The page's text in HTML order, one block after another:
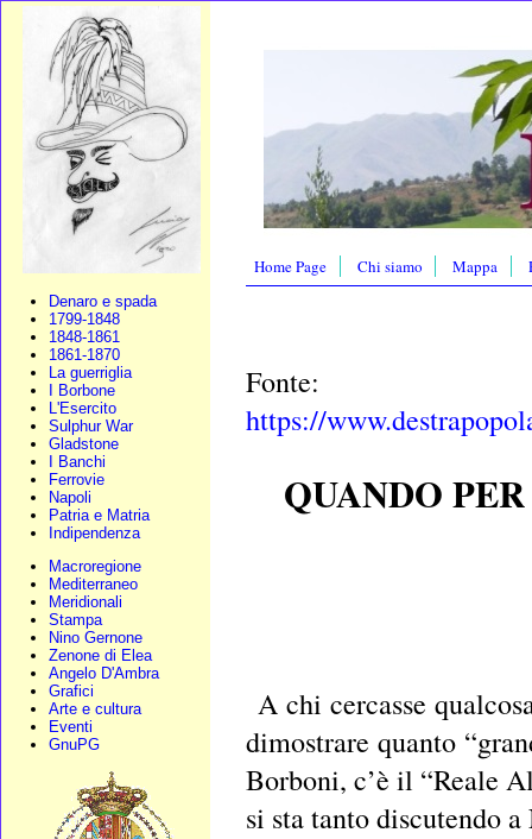
Denaro e spada
1799-1848
1848-1861
1861-1870
La guerriglia
I Borbone
L'Esercito
Sulphur War
Gladstone
I Banchi
Ferrovie
Napoli
Patria e Matria
Indipendenza
Macroregione
Mediterraneo
Meridionali
Stampa
Nino Gernone
Zenone di Elea
Angelo D'Ambra
Grafici
Arte e cultura
Eventi
GnuPG
Home Page Chi siamo Mappa
Fonte:
https://
QUANDO
A chi cercasse
dimostrare quanto
Borboni, c’è il “Reale
si sta tanto discutendo